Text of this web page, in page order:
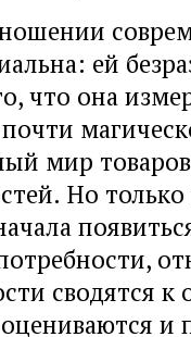
ей
что она
мир
Но
сводятся
и